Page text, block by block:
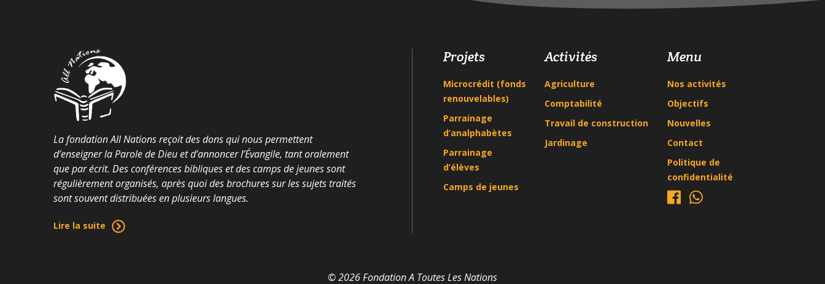
La fondation All Nations reçoit des dons qui nous permettent
d’enseigner la Parole de Dieu et d’annoncer l’Évangile, tant oralement
que par écrit. Des conférences bibliques et des camps de jeunes sont
régulièrement organisés, après quoi des brochures sur les sujets traités
sont souvent distribuées en plusieurs langues.
Lire la suite
Projets
Microcrédit (fonds
renouvelables)
Parrainage
d’analphabètes
Parrainage
d’élèves
Camps de jeunes
Activités
Agriculture
Comptabilité
Travail de construction
Jardinage
Menu
Nos activités
Objectifs
Nouvelles
Contact
Politique de
confidentialité
© 2026 Fondation A Toutes Les Nations